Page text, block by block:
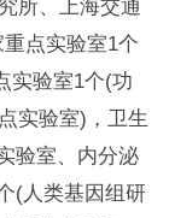
所、上海交通
点实验室1个
实验室1个(功
实验室)，卫生
验室、内分泌
(人类基因组研